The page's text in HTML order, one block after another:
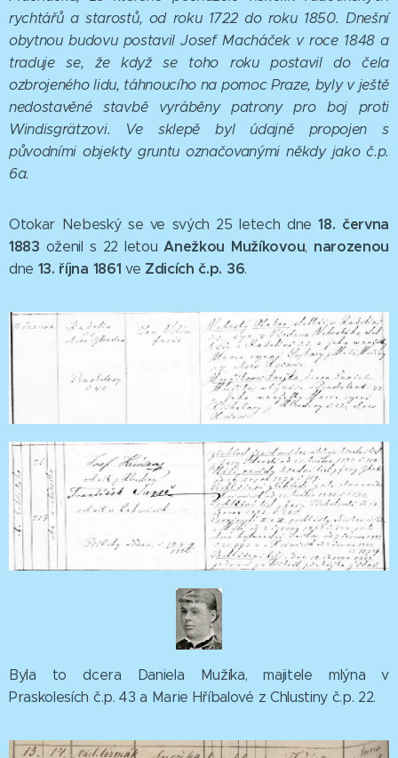
rychtářů a starostů, od roku 1722 do roku 1850. Dnešní
obytnou budovu postavil Josef Macháček v roce 1848 a
traduje se, že když se toho roku postavil do čela
ozbrojeného lidu, táhnoucího na pomoc Praze, byly v ještě
nedostavěné stavbě vyráběny patrony pro boj proti
Windisgrätzovi. Ve sklepě byl údajně propojen s
původními objekty gruntu označovanými někdy jako č.p.
6a.
Otokar Nebeský se ve svých 25 letech dne18. června
1883 oženil s 22 letouAnežkou Mužíkovou, narozenou
dne 13. října 1861 ve Zdicích č.p. 36.
Byla to dcera Daniela Mužíka, majitele mlýna v
Praskolesích č.p. 43 a Marie Hříbalové z Chlustiny č.p. 22.